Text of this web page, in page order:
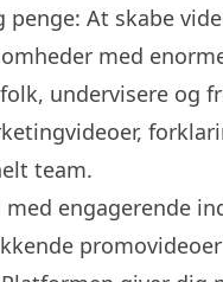
penge: At skabe
med
undervisere og
team.
med engagerende